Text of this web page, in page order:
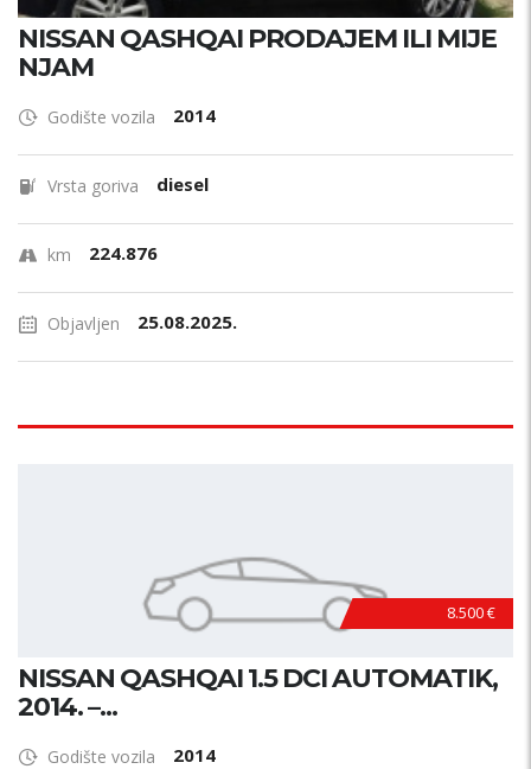
NISSAN QASHQAI PRODAJEM ILI MIJE
NJAM
Godište vozila 2014
Vrsta goriva diesel
km 224.876
Objavljen 25.08.2025.
8.500 €
NISSAN QASHQAI 1.5 DCI AUTOMATIK,
2014. –...
Godište vozila 2014